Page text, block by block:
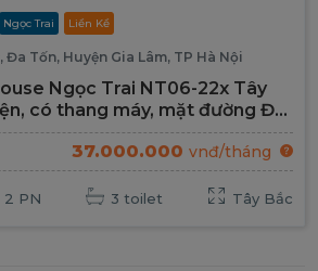
Ngọc Trai Liền Kề
Đa Tốn, Huyện Gia Lâm, TP Hà Nội
Ngọc Trai NT06-22x Tây
có thang máy, mặt đường Đại
37.000.000 vnđ/tháng
2 PN 3 toilet Tây Bắc